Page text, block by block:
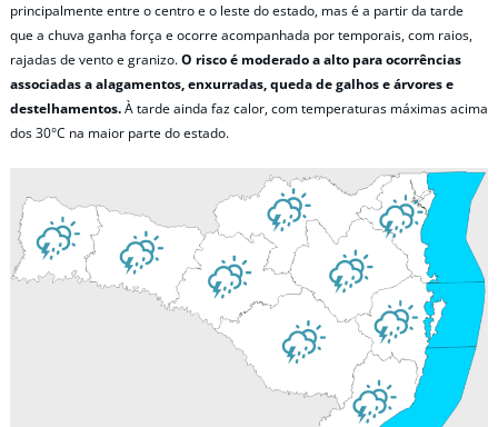
principalmente entre o centro e o leste do estado, mas é a partir da tarde
que a chuva ganha força e ocorre acompanhada por temporais, com raios,
rajadas de vento e granizo.O risco é moderado a alto para ocorrências
associadas a alagamentos, enxurradas, queda de galhos e árvores e
destelhamentos.À tarde ainda faz calor, com temperaturas máximas acima
dos 30°C na maior parte do estado.